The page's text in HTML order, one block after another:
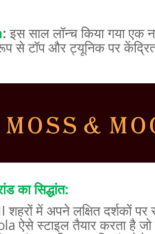
: इस साल लॉन्च किया गया एक
से टॉप और ट्यूनिक पर
का सिद्धांत:
शहरों में अपने लक्षित दर्शकों
ऐसे स्टाइल तैयार करता है